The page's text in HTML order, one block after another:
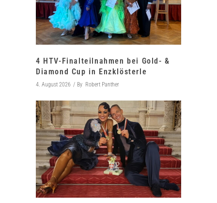
4 HTV-Finalteilnahmen bei Gold- &
Diamond Cup in Enzklösterle
4. August 2026 By Robert Panther